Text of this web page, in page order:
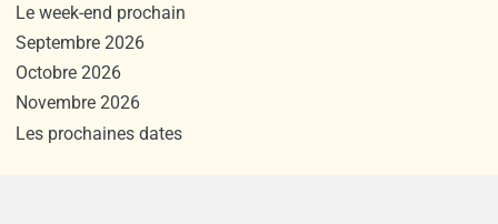
Le week-end prochain
Septembre 2026
Octobre 2026
Novembre 2026
Les prochaines dates